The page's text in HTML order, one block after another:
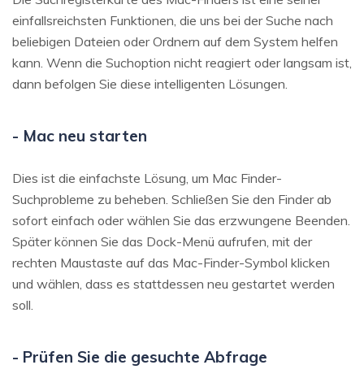
einfallsreichsten Funktionen, die uns bei der Suche nach
beliebigen Dateien oder Ordnern auf dem System helfen
kann. Wenn die Suchoption nicht reagiert oder langsam ist,
dann befolgen Sie diese intelligenten Lösungen.
- Mac neu starten
Dies ist die einfachste Lösung, um Mac Finder-
Suchprobleme zu beheben. Schließen Sie den Finder ab
sofort einfach oder wählen Sie das erzwungene Beenden.
Später können Sie das Dock-Menü aufrufen, mit der
rechten Maustaste auf das Mac-Finder-Symbol klicken
und wählen, dass es stattdessen neu gestartet werden
soll.
- Prüfen Sie die gesuchte Abfrage